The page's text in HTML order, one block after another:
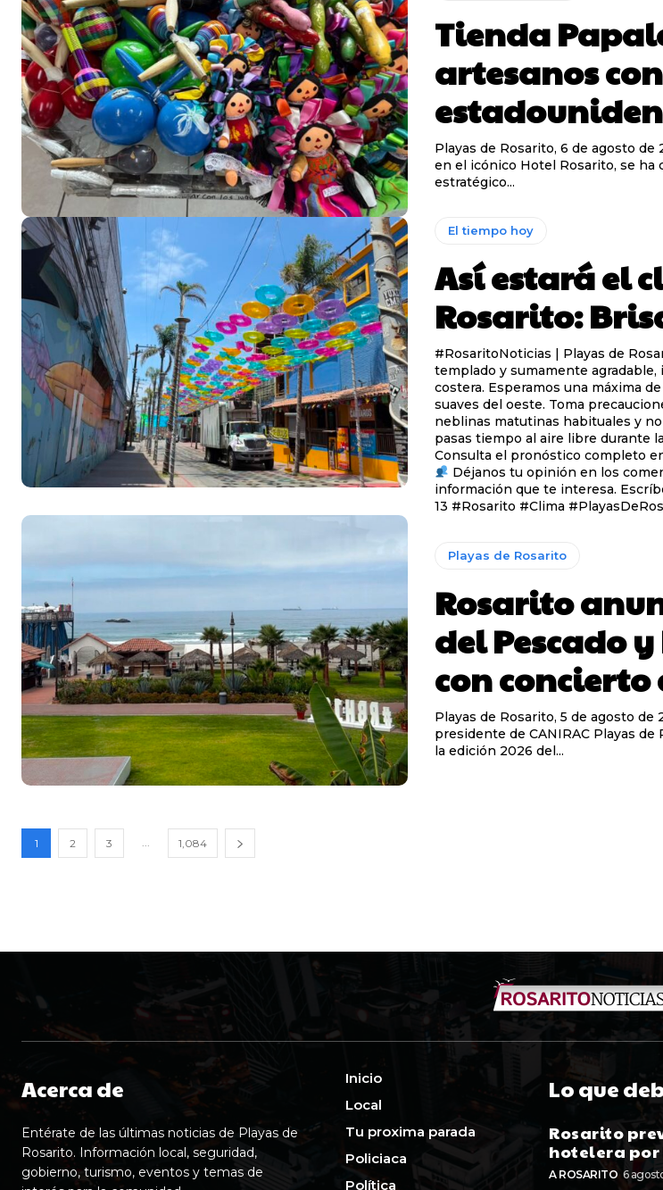
Tienda
artesanos
Playas de Rosarito, 6 de agosto
en el icónico Hotel Rosarito, se ha
estratégico...
El tiempo hoy
Así estará el
Rosarito:
#RosaritoNoticias | Playas de
templado y sumamente agradable,
costera. Esperamos una máxima
suaves del oeste. Toma precauciones si sales temprano debido a las
neblinas matutinas habituales y
pasas tiempo al aire libre durante
Déjanos tu opinión en los
información que te interesa.
13 #Rosarito #Clima
Playas de Rosarito
Rosarito
del Pescado
con concierto
Playas de Rosarito, 5 de agosto de
presidente de CANIRAC Playas
la edición 2026 del...
1 2 3 ... 1,084
Acerca de
Entérate de las últimas noticias de Playas de
Rosarito. Información local, seguridad,
gobierno, turismo, eventos y temas de
Inicio
Local
Tu proxima parada
Policiaca
Política
Lo que
Rosarito
hotelera por
A ROSARITO 6